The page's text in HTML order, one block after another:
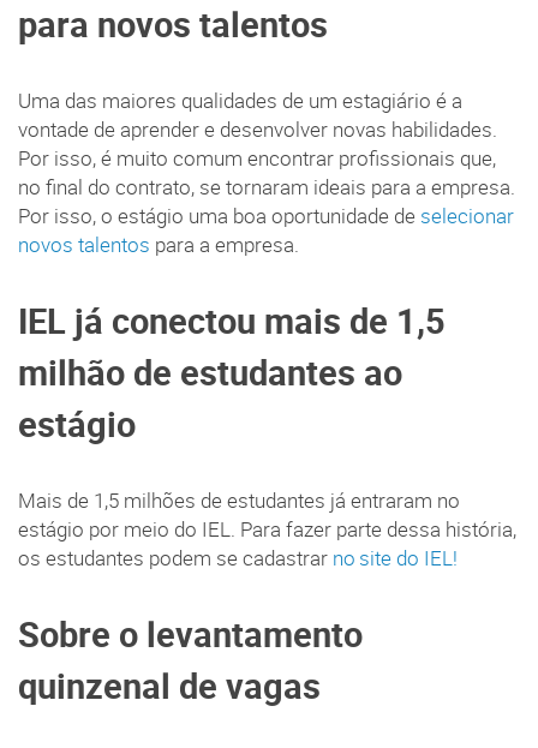
para novos talentos
Uma das maiores qualidades de um estagiário é a
vontade de aprender e desenvolver novas habilidades.
Por isso, é muito comum encontrar profissionais que,
no final do contrato, se tornaram ideais para a empresa.
Por isso, o estágio uma boa oportunidade de selecionar
novos talentos para a empresa.
IEL já conectou mais de 1,5
milhão de estudantes ao
estágio
Mais de 1,5 milhões de estudantes já entraram no
estágio por meio do IEL. Para fazer parte dessa história,
os estudantes podem se cadastrar no site do IEL!
Sobre o levantamento
quinzenal de vagas